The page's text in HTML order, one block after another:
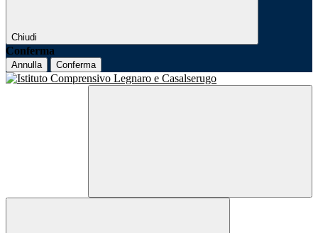
Chiudi
Conferma
Annulla Conferma